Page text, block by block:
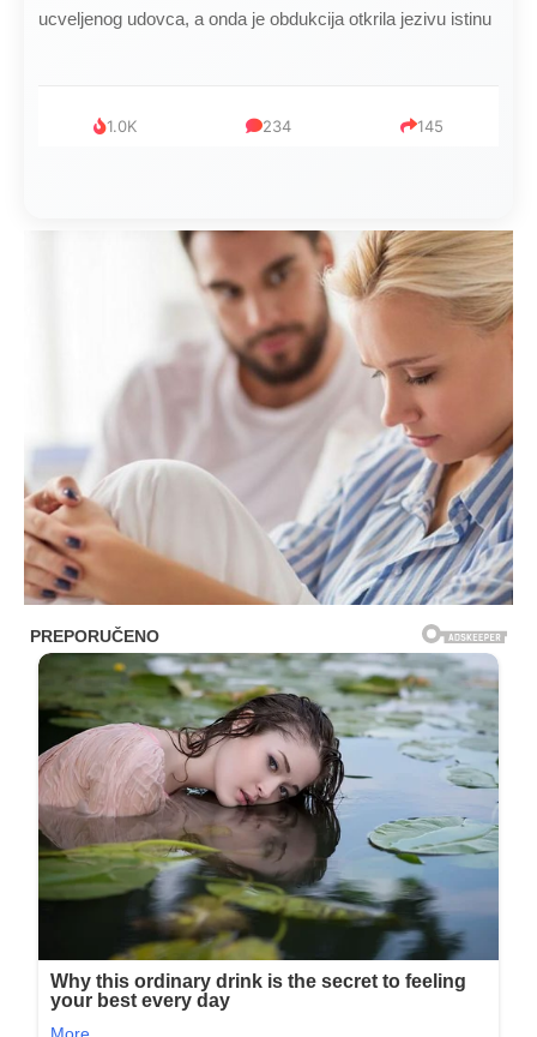
ucveljenog udovca, a onda je obdukcija otkrila jezivu istinu
1.0K 234 145